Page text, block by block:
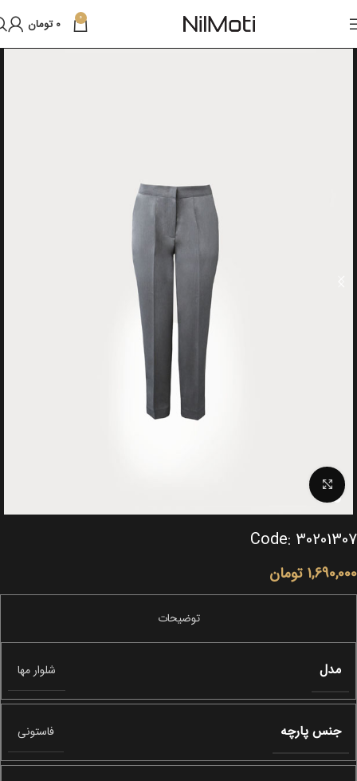
0
0 تومان
Click to enlarge
Code: 30201307
1,690,000 تومان
مدل شلوار مها
جنس پارچه فاستونی